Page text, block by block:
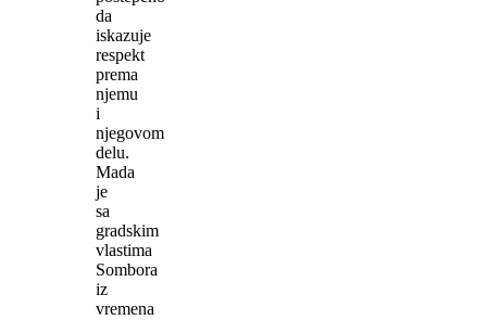
da
iskazuje
respekt
prema
njemu
i
njegovom
delu.
Mada
je
sa
gradskim
vlastima
Sombora
iz
vremena